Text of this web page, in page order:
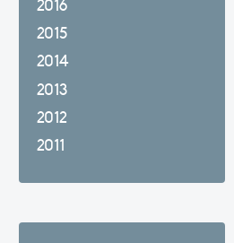
2016
2015
2014
2013
2012
2011